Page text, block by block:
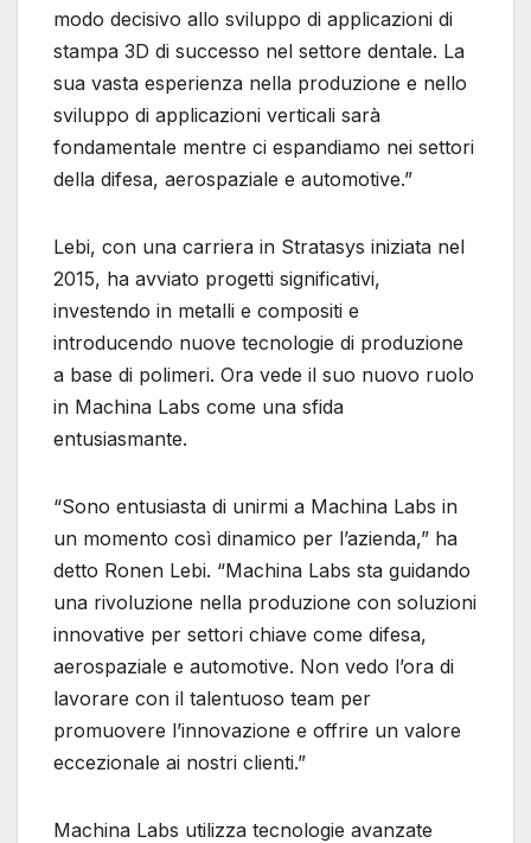
modo decisivo allo sviluppo di applicazioni di
stampa 3D di successo nel settore dentale. La
sua vasta esperienza nella produzione e nello
sviluppo di applicazioni verticali sarà
fondamentale mentre ci espandiamo nei settori
della difesa, aerospaziale e automotive.”
Lebi, con una carriera in Stratasys iniziata nel
2015, ha avviato progetti significativi,
investendo in metalli e compositi e
introducendo nuove tecnologie di produzione
a base di polimeri. Ora vede il suo nuovo ruolo
in Machina Labs come una sfida
entusiasmante.
“Sono entusiasta di unirmi a Machina Labs in
un momento così dinamico per l’azienda,” ha
detto Ronen Lebi. “Machina Labs sta guidando
una rivoluzione nella produzione con soluzioni
innovative per settori chiave come difesa,
aerospaziale e automotive. Non vedo l’ora di
lavorare con il talentuoso team per
promuovere l’innovazione e offrire un valore
eccezionale ai nostri clienti.”
Machina Labs utilizza tecnologie avanzate